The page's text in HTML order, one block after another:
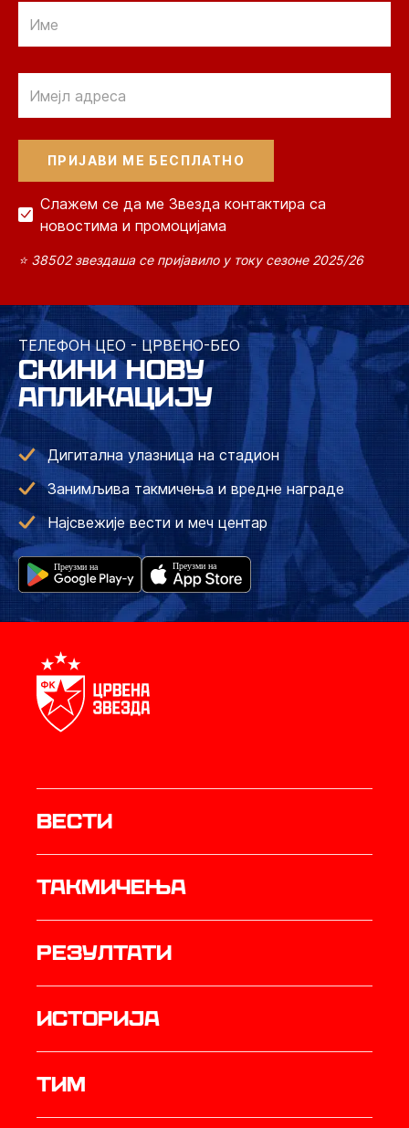
Слажем се да ме Звезда контактира са
новостима и промоцијама
⭐ 38502 звездаша се пријавило у току сезоне 2025/26
ТЕЛЕФОН ЦЕО - ЦРВЕНО-БЕО
СКИНИ НОВУ
АПЛИКАЦИЈУ
Дигитална улазница на стадион
Занимљива такмичења и вредне награде
Најсвежије вести и меч центар
Вести
Такмичења
резултати
историја
ТИМ